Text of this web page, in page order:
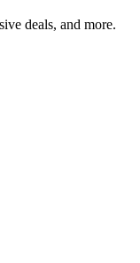
deals, and more.